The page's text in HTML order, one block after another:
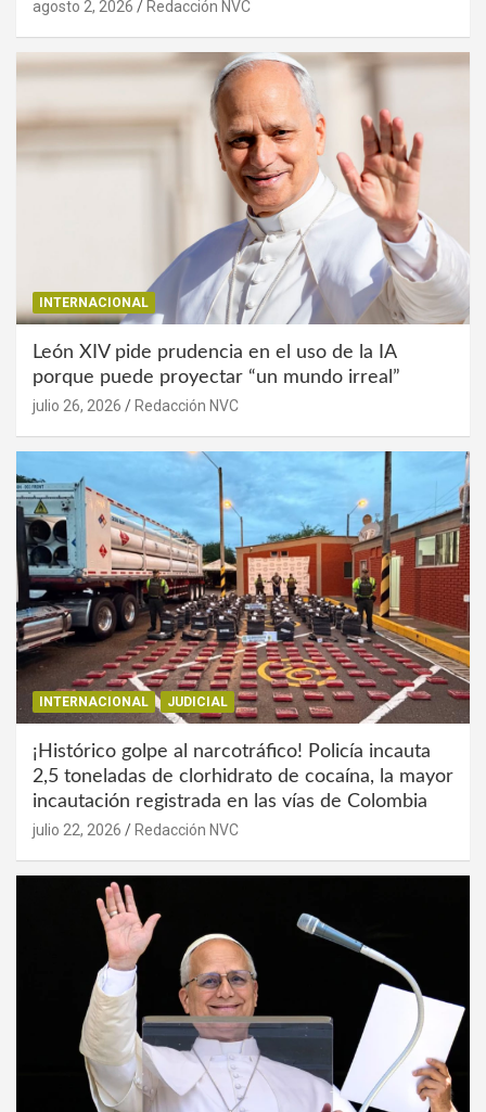
agosto 2, 2026 Redacción NVC
INTERNACIONAL
León XIV pide prudencia en el uso de la IA
porque puede proyectar “un mundo irreal”
julio 26, 2026 Redacción NVC
INTERNACIONAL JUDICIAL
¡Histórico golpe al narcotráfico! Policía incauta
2,5 toneladas de clorhidrato de cocaína, la mayor
incautación registrada en las vías de Colombia
julio 22, 2026 Redacción NVC